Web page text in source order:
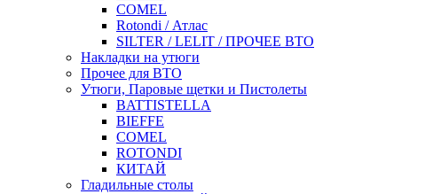
COMEL
Rotondi / Атлас
SILTER / LELIT / ПРОЧЕЕ ВТО
Накладки на утюги
Прочее для ВТО
Утюги, Паровые щетки и Пистолеты
BATTISTELLA
BIEFFE
COMEL
ROTONDI
КИТАЙ
Гладильные столы